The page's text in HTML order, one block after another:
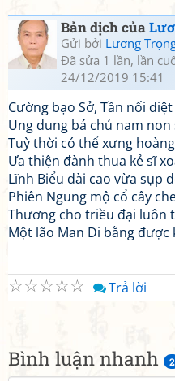
Bình luận nhanh 2
Bản dịch của
Gửi bởi Lương
Đã sửa 1 lần, lần
24/12/2019 15:41
Cường bạo Sở, Tần nối
Ung dung bá chủ nam non
Tuỳ thời có thể xưng
Ưa thiện đành thua kẻ sĩ
Lĩnh Biểu đài cao vừa sụp
Phiên Ngung mộ cổ cây
Thương cho triều đại luôn
Một lão Man Di bằng được
☆
☆
☆
☆
☆ Trả lời